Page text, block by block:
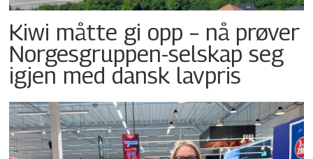
Kiwi måtte gi opp – nå prøver
Norgesgruppen-selskap seg
igjen med dansk lavpris